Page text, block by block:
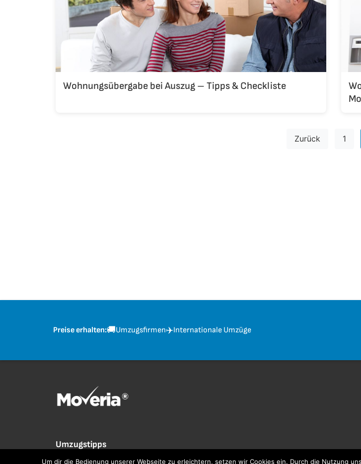
Wohnungsübergabe bei Auszug – Tipps & Checkliste
Zurück 1
Preise erhalten:🚚Umzugsfirmen✈️Internationale Umzüge
Umzugstipps
Um dir die Bedienung unserer Webseite zu erleichtern, setzen wir Cookies ein. Durch die Nutzung